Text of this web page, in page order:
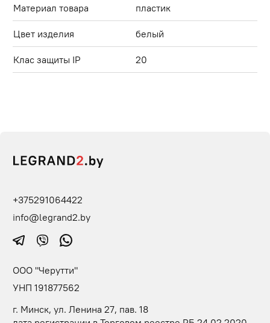
Материал товара пластик
Цвет изделия белый
Клас защиты IP 20
+375291064422
info@legrand2.by
ООО "Черутти"
УНП 191877562
г. Минск, ул. Ленина 27, пав. 18